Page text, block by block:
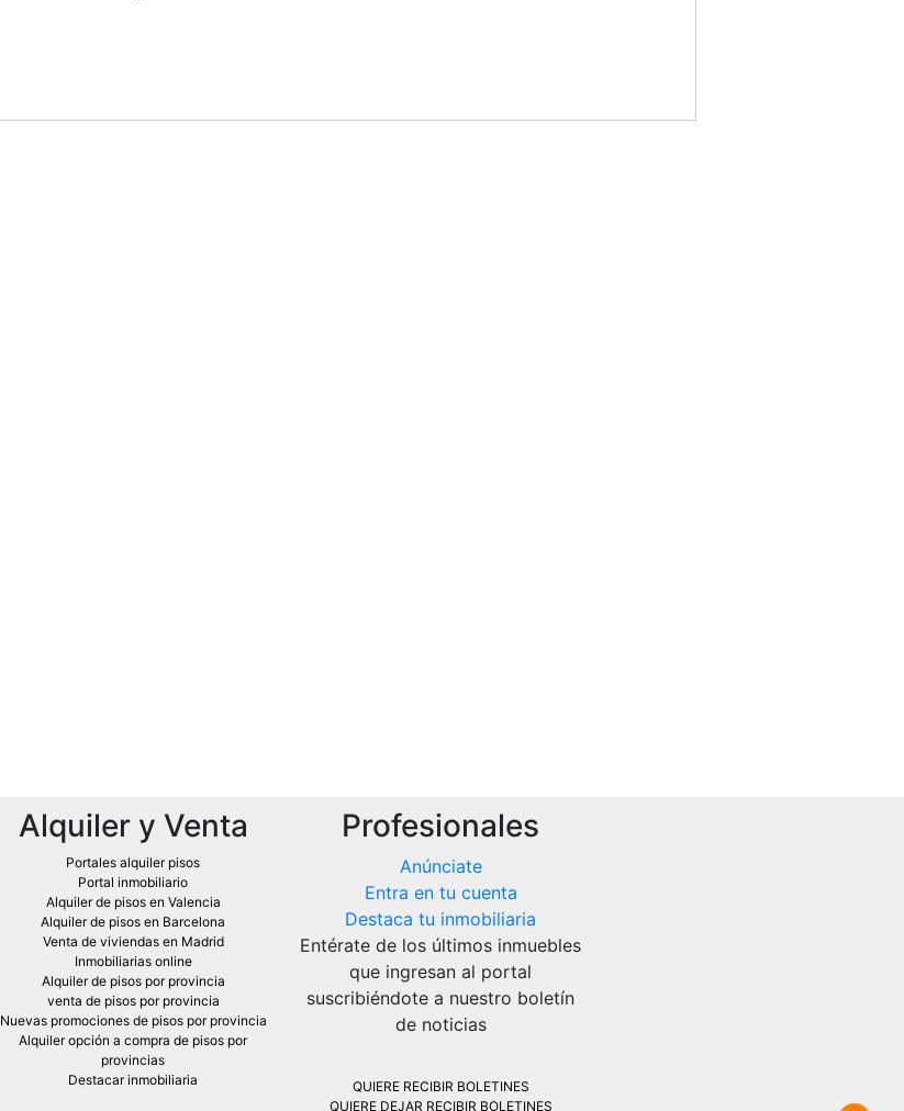
Alquiler y Venta
Portales alquiler pisos
Portal inmobiliario
Alquiler de pisos en Valencia
Alquiler de pisos en Barcelona
Venta de viviendas en Madrid
Inmobiliarias online
Alquiler de pisos por provincia
venta de pisos por provincia
Nuevas promociones de pisos por provincia
Alquiler opción a compra de pisos por
provincias
Destacar inmobiliaria
Profesionales
Anúnciate
Entra en tu cuenta
Destaca tu inmobiliaria
Entérate de los últimos inmuebles
que ingresan al portal
suscribiéndote a nuestro boletín
de noticias
QUIERE RECIBIR BOLETINES
QUIERE DEJAR RECIBIR BOLETINES